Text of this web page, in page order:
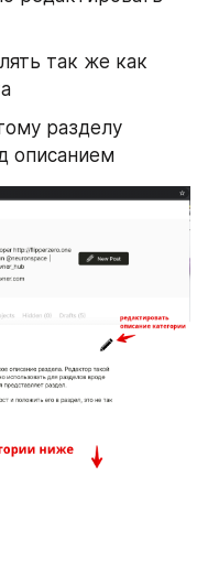
так же как
разделу
описанием